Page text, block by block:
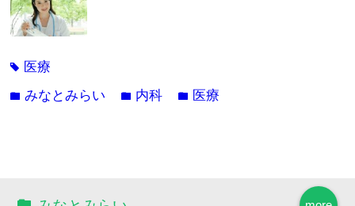
tag 医療
folderみなとみらい folder 内科 folder 医療